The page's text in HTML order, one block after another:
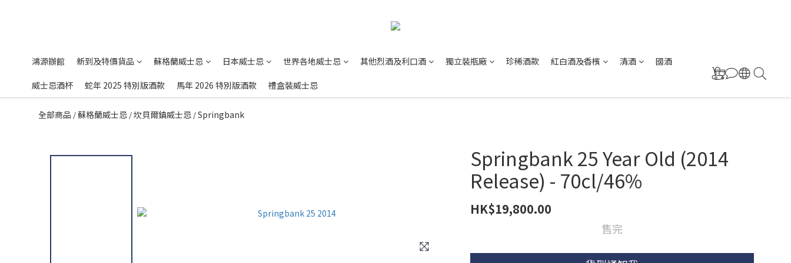
鴻源辦館 新到及特價貨品 蘇格蘭威士忌 日本威士忌 世界各地威士忌 其他烈酒及利口酒 獨立裝瓶廠 珍稀酒款 紅白酒及香檳 清酒 國酒
威士忌酒杯 蛇年 2025 特別版酒款 馬年 2026 特別版酒款 禮盒裝威士忌
全部商品 /蘇格蘭威士忌 /坎貝爾鎮威士忌 /Springbank
Springbank 25 Year Old (2014
Release) - 70cl/46%
HK$19,800.00
售完